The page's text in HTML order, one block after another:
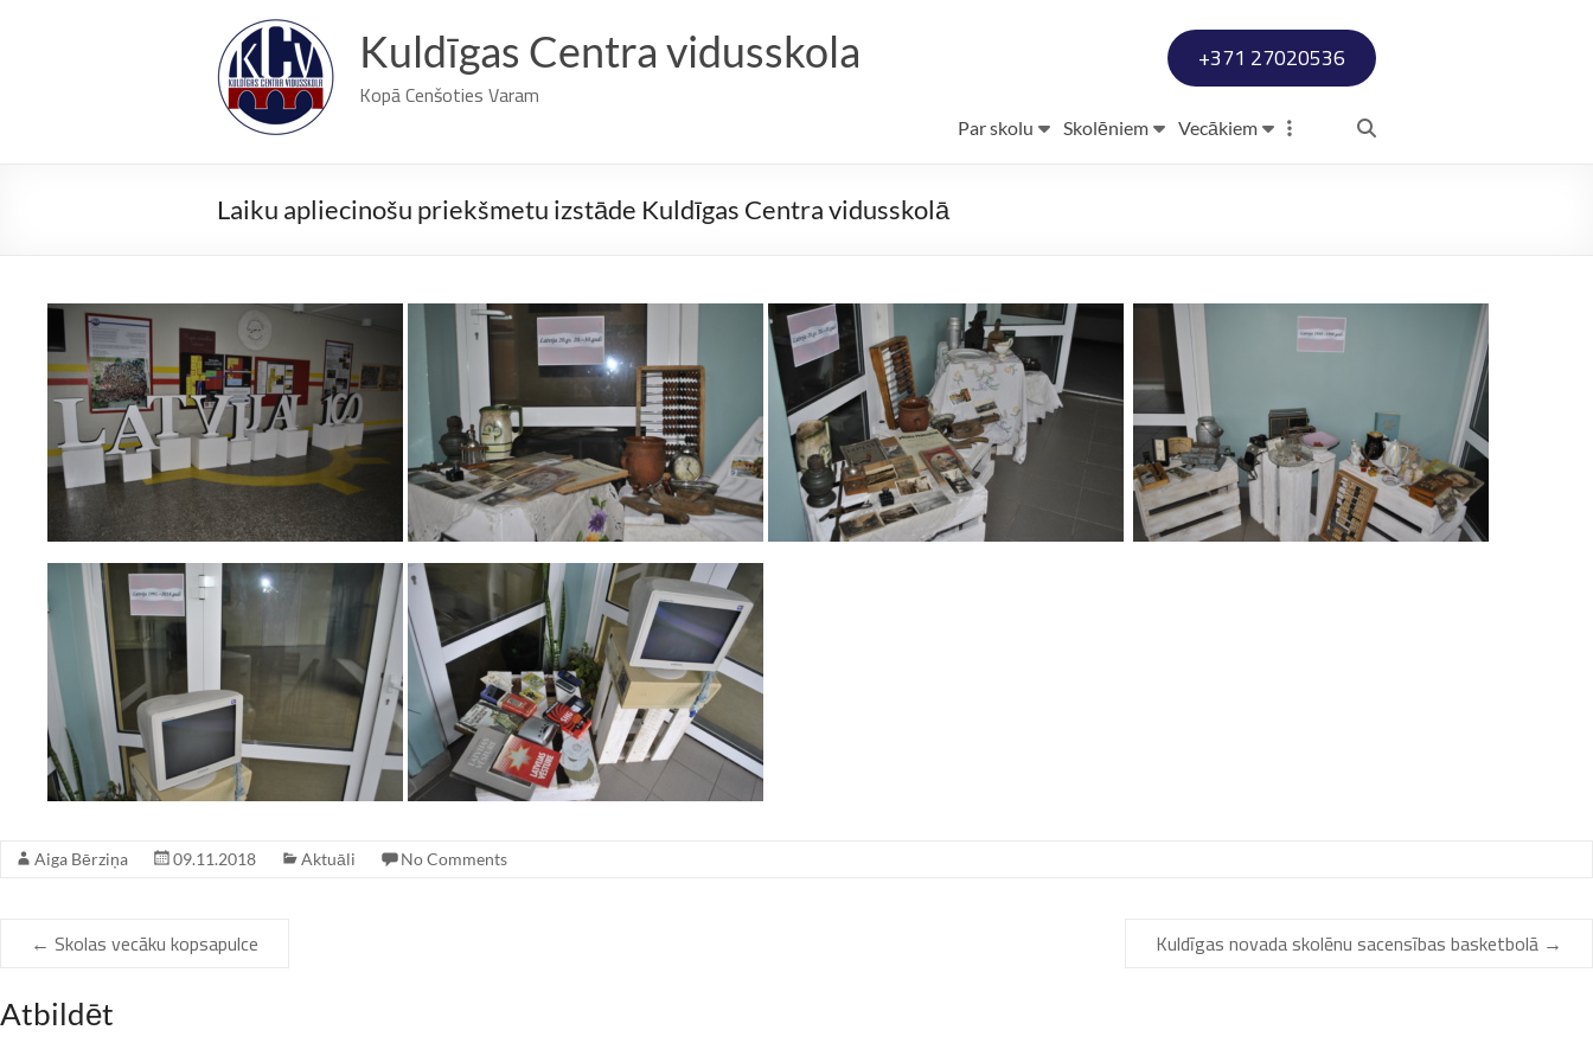
Kuldīgas Centra vidusskola
Kopā Cenšoties Varam
+371 27020536
Par skolu Skolēniem Vecākiem
Laiku apliecinošu priekšmetu izstāde Kuldīgas Centra vidusskolā
Aiga Bērziņa 09.11.2018 Aktuāli No Comments
← Skolas vecāku kopsapulce Kuldīgas novada skolēnu sacensības basketbolā →
Atbildēt